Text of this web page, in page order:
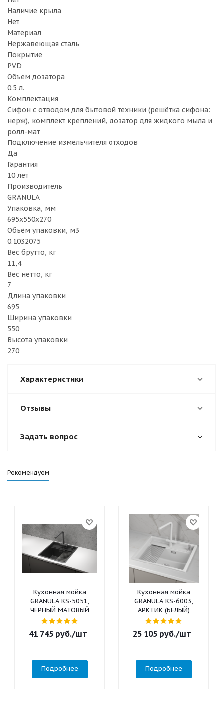
Наличие крыла
Нет
Материал
Нержавеющая сталь
Покрытие
PVD
Объем дозатора
0.5 л.
Комплектация
Сифон с отводом для бытовой техники (решётка сифона:
нерж), комплект креплений, дозатор для жидкого мыла и
ролл-мат
Подключение измельчителя отходов
Да
Гарантия
10 лет
Производитель
GRANULA
Упаковка, мм
695x550x270
Объём упаковки, м3
0.1032075
Вес брутто, кг
11,4
Вес нетто, кг
7
Длина упаковки
695
Ширина упаковки
550
Высота упаковки
270
Характеристики
Отзывы
Задать вопрос
Рекомендуем
Кухонная мойка
GRANULA KS-5051,
ЧЕРНЫЙ МАТОВЫЙ
41 745 руб./шт
Подробнее
Кухонная мойка
GRANULA KS-6003,
АРКТИК (БЕЛЫЙ)
25 105 руб./шт
Подробнее